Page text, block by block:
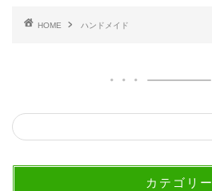
HOME ハンドメイド
カテゴリー